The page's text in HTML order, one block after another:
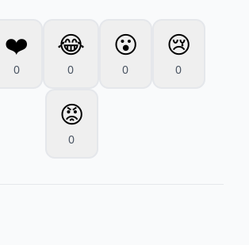
❤️
0
😂
0
😮
0
😢
0
😡
0